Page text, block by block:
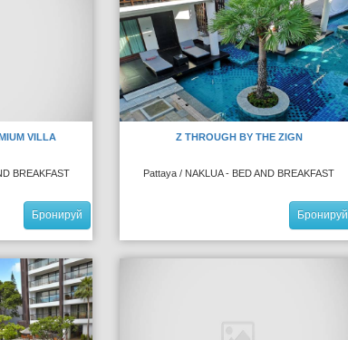
VILLA
BREAKFAST
Бронируй
Z THROUGH BY THE ZIGN
Pattaya / NAKLUA - BED AND BREAKFAST
Бронируй